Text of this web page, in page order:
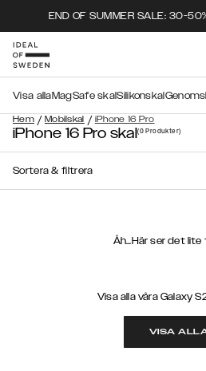
END OF SUMMER SALE: 30-
Hem / Mobilskal / iPhone 16 Pro
Visa allaMagSafe skalSilikonskal
iPhone 16 Pro skal(0Produkter)
Sortera & filtrera
Åh...Här ser det
Visa alla våra Galaxy
VISA